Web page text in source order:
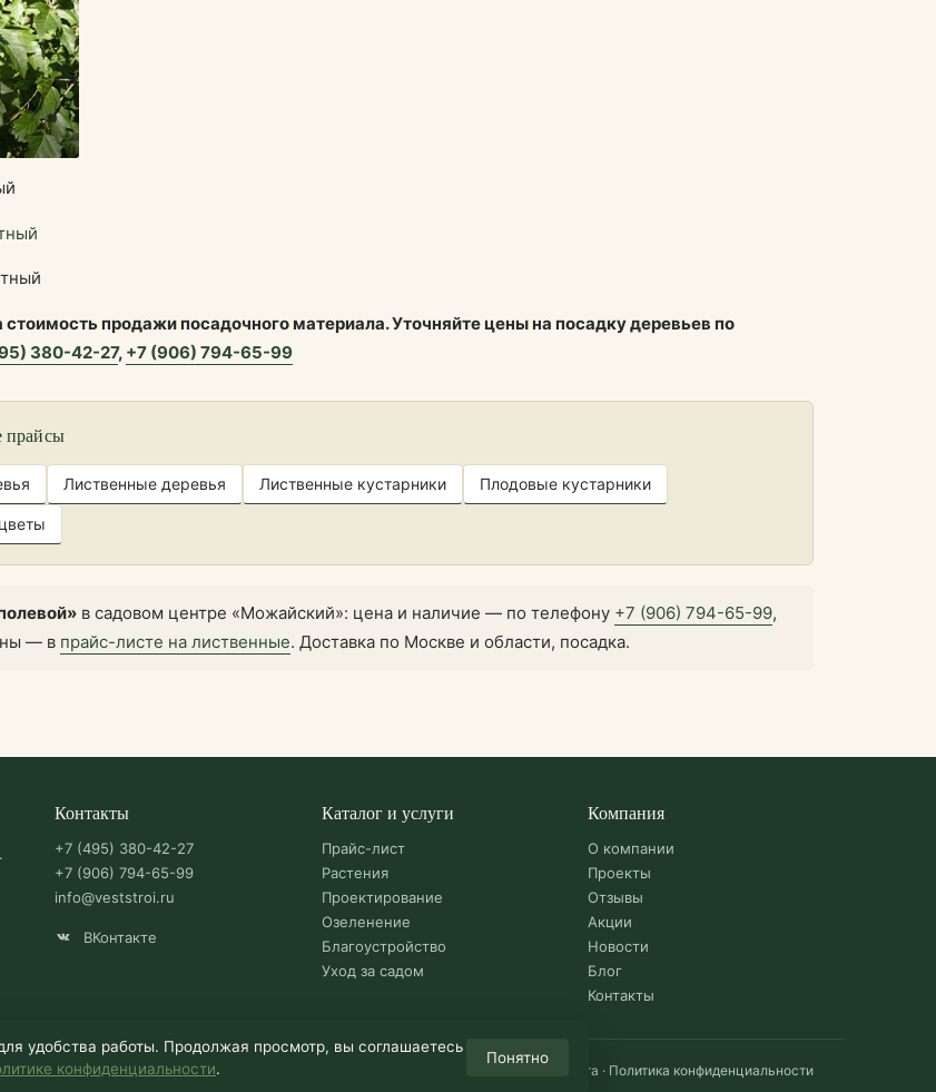
стоимость продажи посадочного материала. Уточняйте цены на посадку деревьев по
380-42-27, +7 (906) 794-65-99
прайсы
Лиственные деревья Лиственные кустарники Плодовые кустарники
в садовом центре «Можайский»: цена и наличие — по телефону +7 (906) 794-65-99,
— в прайс-листе на лиственные. Доставка по Москве и области, посадка.
Контакты
+7 (495) 380-42-27
+7 (906) 794-65-99
info@veststroi.ru
ВКонтакте
Каталог и услуги
Прайс-лист
Растения
Проектирование
Озеленение
Благоустройство
Уход за садом
Компания
О компании
Проекты
Отзывы
Акции
Новости
Блог
Контакты
Карта сайта · Политика конфиденциальности
удобства работы. Продолжая просмотр, вы соглашаетесь
конфиденциальности.
Понятно